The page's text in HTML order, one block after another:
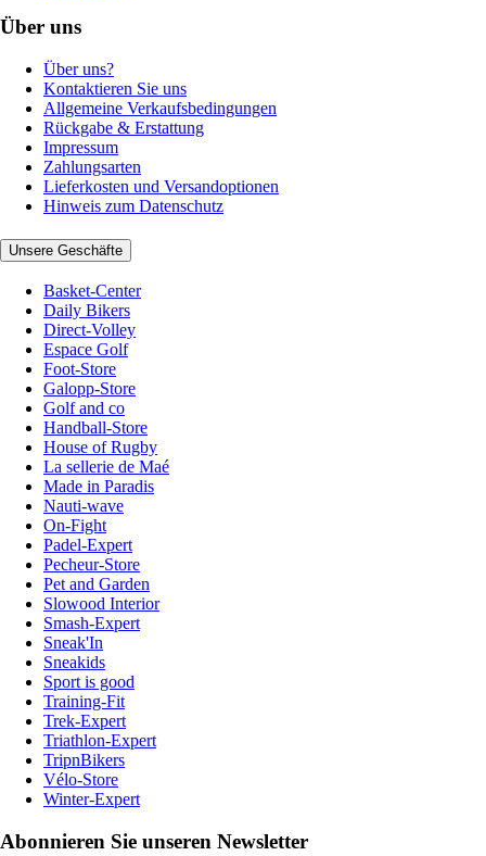
Über uns
Über uns?
Kontaktieren Sie uns
Allgemeine Verkaufsbedingungen
Rückgabe & Erstattung
Impressum
Zahlungsarten
Lieferkosten und Versandoptionen
Hinweis zum Datenschutz
Unsere Geschäfte
Basket-Center
Daily Bikers
Direct-Volley
Espace Golf
Foot-Store
Galopp-Store
Golf and co
Handball-Store
House of Rugby
La sellerie de Maé
Made in Paradis
Nauti-wave
On-Fight
Padel-Expert
Pecheur-Store
Pet and Garden
Slowood Interior
Smash-Expert
Sneak'In
Sneakids
Sport is good
Training-Fit
Trek-Expert
Triathlon-Expert
TripnBikers
Vélo-Store
Winter-Expert
Abonnieren Sie unseren Newsletter